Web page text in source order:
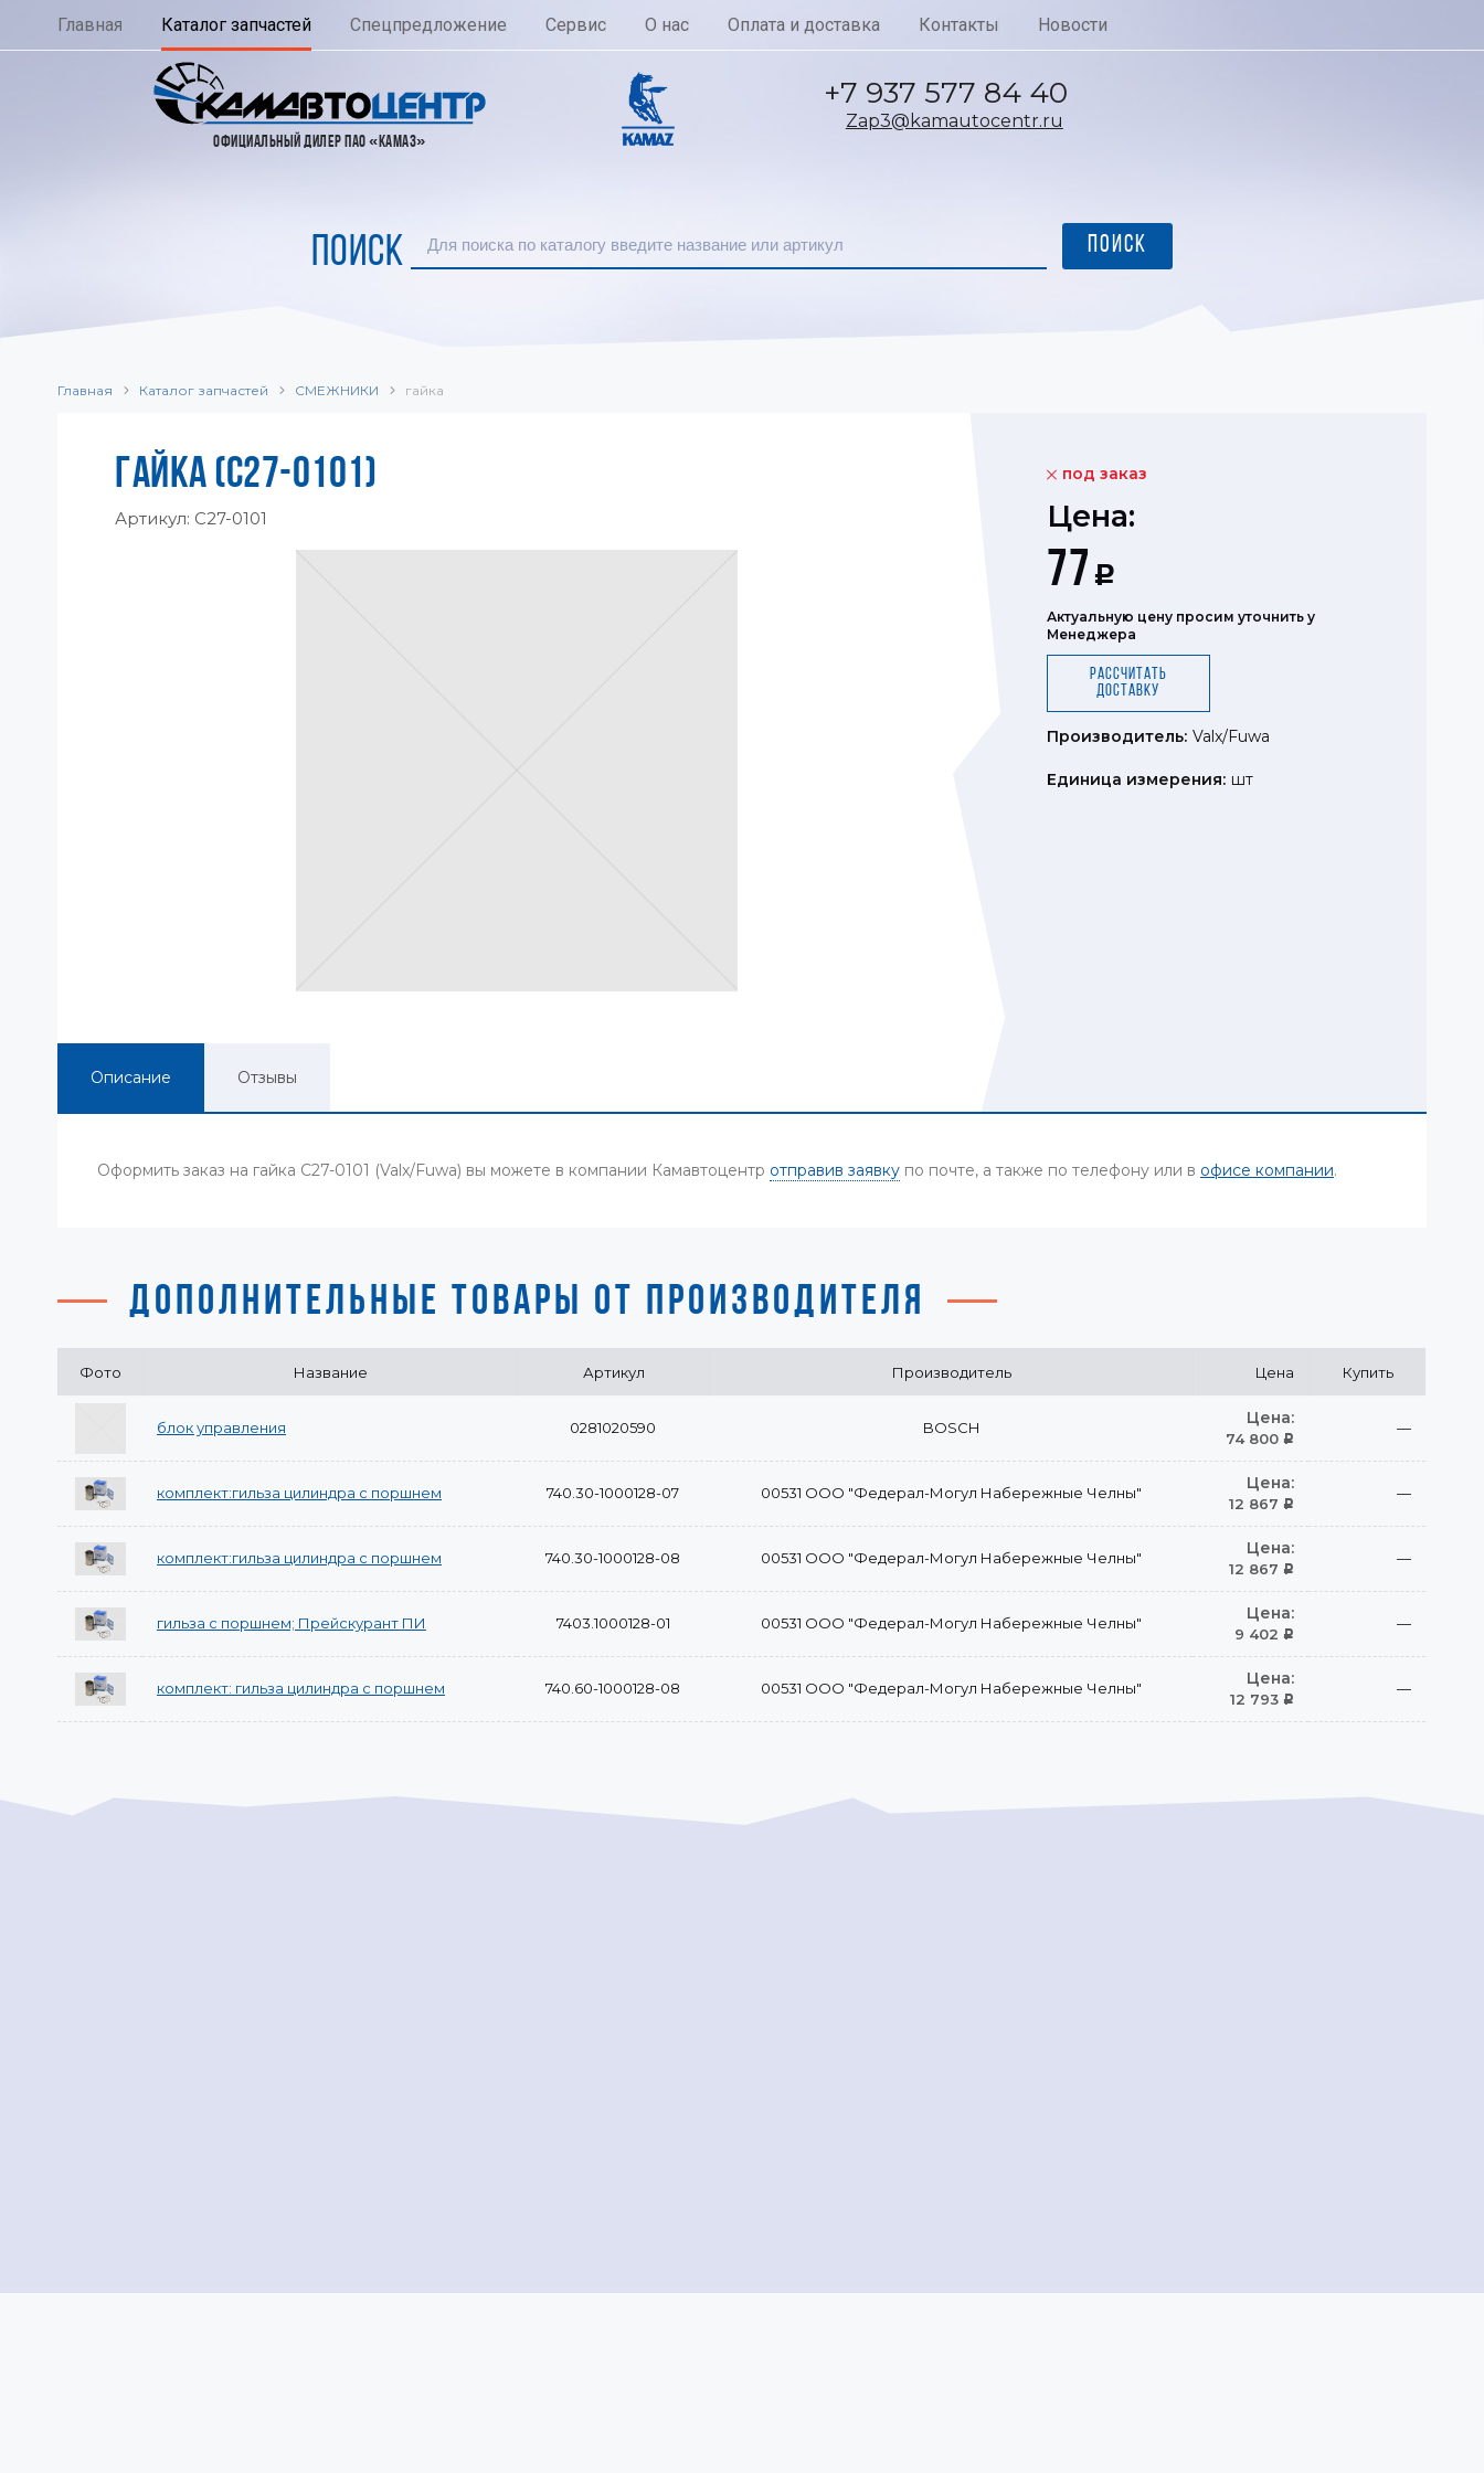
Главная Каталог запчастей Спецпредложение Сервис О нас Оплата и доставка Контакты Новости
ОФИЦИАЛЬНЫЙ ДИЛЕР ПАО «КАМАЗ»
Zap3@kamautocentr.ru
+7 937 577 84 40
ПОИСК
Главная Каталог запчастей СМЕЖНИКИ гайка
ГАЙКА (C27-0101)
Артикул: C27-0101
под заказ
Цена:
77 Р
Актуальную цену просим уточнить у
Менеджера
Рассчитать
доставку
Производитель: Valx/Fuwa
Единица измерения: шт
Описание Отзывы
Оформить заказ на гайка C27-0101 (Valx/Fuwa) вы можете в компании Камавтоцентр отправив заявку по почте, а также по телефону или в офисе компании.
ДОПОЛНИТЕЛЬНЫЕ ТОВАРЫ ОТ ПРОИЗВОДИТЕЛЯ
Фото Название Артикул Производитель Цена Купить
блок управления 0281020590 BOSCH Цена:
74 800 Р
—
комплект:гильза цилиндра с поршнем 740.30-1000128-07 00531 ООО "Федерал-Могул Набережные Челны" Цена:
12 867 Р
—
комплект:гильза цилиндра с поршнем 740.30-1000128-08 00531 ООО "Федерал-Могул Набережные Челны" Цена:
12 867 Р
—
гильза с поршнем; Прейскурант ПИ 7403.1000128-01 00531 ООО "Федерал-Могул Набережные Челны" Цена:
9 402 Р
—
комплект: гильза цилиндра с поршнем 740.60-1000128-08 00531 ООО "Федерал-Могул Набережные Челны" Цена:
12 793 Р
—